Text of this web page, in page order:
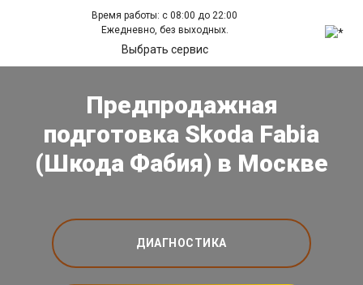
Время работы: с 08:00 до 22:00
Ежедневно, без выходных.
Выбрать сервис
Предпродажная
подготовка Skoda Fabia
(Шкода Фабия) в Москве
ДИАГНОСТИКА